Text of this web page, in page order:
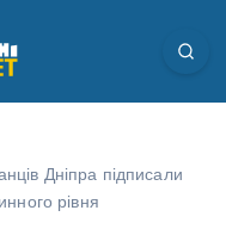
Дніпра підписали
рівня